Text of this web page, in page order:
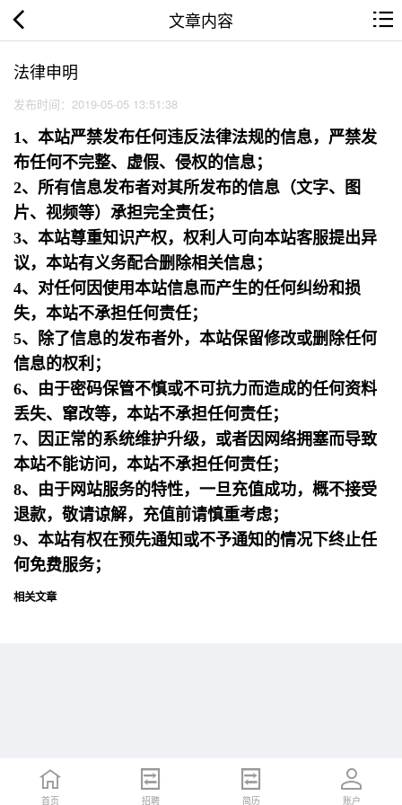
文章内容
法律申明
发布时间：2019-05-05 13:51:38
1、本站严禁发布任何违反法律法规的信息，严禁发
布任何不完整、虚假、侵权的信息；
2、所有信息发布者对其所发布的信息（文字、图
片、视频等）承担完全责任；
3、本站尊重知识产权，权利人可向本站客服提出异
议，本站有义务配合删除相关信息；
4、对任何因使用本站信息而产生的任何纠纷和损
失，本站不承担任何责任；
5、除了信息的发布者外，本站保留修改或删除任何
信息的权利；
6、由于密码保管不慎或不可抗力而造成的任何资料
丢失、窜改等，本站不承担任何责任；
7、因正常的系统维护升级，或者因网络拥塞而导致
本站不能访问，本站不承担任何责任；
8、由于网站服务的特性，一旦充值成功，概不接受
退款，敬请谅解，充值前请慎重考虑；
9、本站有权在预先通知或不予通知的情况下终止任
何免费服务；
相关文章
首页 招聘 简历 账户
首页 招聘 简历 账户